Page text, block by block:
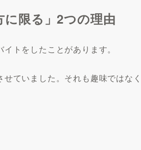
に限る」2つの理由
トをしたことがあります。
ていました。それも趣味ではな